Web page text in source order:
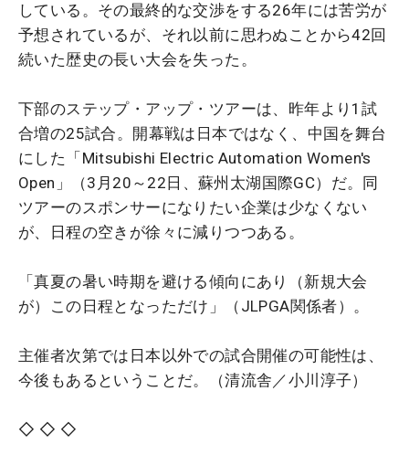
している。その最終的な交渉をする26年には苦労が
予想されているが、それ以前に思わぬことから42回
続いた歴史の長い大会を失った。
下部のステップ・アップ・ツアーは、昨年より1試
合増の25試合。開幕戦は日本ではなく、中国を舞台
にした「Mitsubishi Electric Automation Women's
Open」（3月20～22日、蘇州太湖国際GC）だ。同
ツアーのスポンサーになりたい企業は少なくない
が、日程の空きが徐々に減りつつある。
「真夏の暑い時期を避ける傾向にあり（新規大会
が）この日程となっただけ」（JLPGA関係者）。
主催者次第では日本以外での試合開催の可能性は、
今後もあるということだ。（清流舎／小川淳子）
◇ ◇ ◇